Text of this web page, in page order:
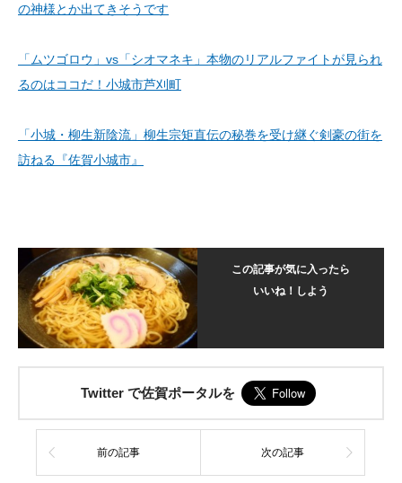
の神様とか出てきそうです
「ムツゴロウ」vs「シオマネキ」本物のリアルファイトが見られ
るのはココだ！小城市芦刈町
「小城・柳生新陰流」柳生宗矩直伝の秘巻を受け継ぐ剣豪の街を
訪ねる『佐賀小城市』
この記事が気に入ったら
いいね！しよう
Twitter で佐賀ポータルを
前の記事 次の記事